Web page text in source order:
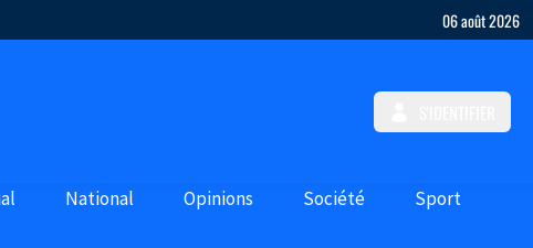
06 août 2026
National Opinions Société Sport